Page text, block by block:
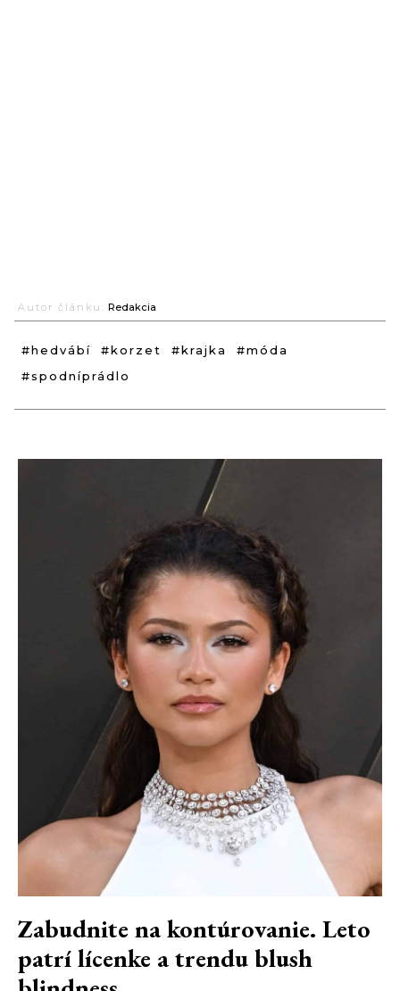
Autor článku: Redakcia
#hedvábí #korzet #krajka
#móda
#spodníprádlo
Zabudnite na kontúrovanie. Leto
patrí lícenke a trendu blush